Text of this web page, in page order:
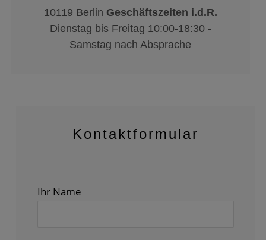
Kontaktformular
Ihr Name
10119 Berlin Geschäftszeiten i.d.R.
Dienstag bis Freitag 10:00-18:30 -
Samstag nach Absprache